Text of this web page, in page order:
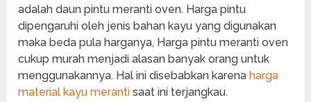
adalah daun pintu meranti oven. Harga pintu
dipengaruhi oleh jenis bahan kayu yang digunakan
maka beda pula harganya, Harga pintu meranti oven
cukup murah menjadi alasan banyak orang untuk
menggunakannya. Hal ini disebabkan karenaharga
material kayu meranti saat ini terjangkau.